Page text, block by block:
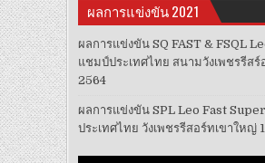
ผลการแข่งขัน 2021
ผลการแข่งขัน SQ FAST & FSQL
แชมป์ประเทศไทย สนามวังเพชรรีส
2564
ผลการแข่งขัน SPL Leo Fast
ประเทศไทย วังเพชรรีสอร์ทเขาใหญ่